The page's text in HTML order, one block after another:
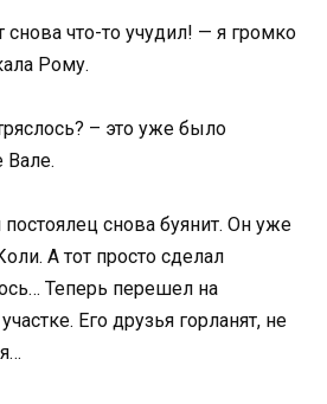
снова что-то учудил! — я громко
Рому.
– это уже было
Вале.
снова буянит. Он уже
А тот просто сделал
Теперь перешел на
Его друзья горланят, не